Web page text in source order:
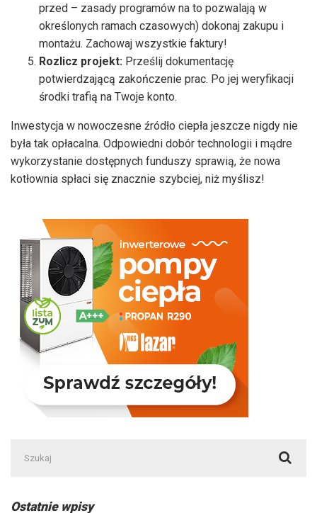
przed – zasady programów na to pozwalają w
określonych ramach czasowych) dokonaj zakupu i
montażu. Zachowaj wszystkie faktury!
Rozlicz projekt: Prześlij dokumentację
potwierdzającą zakończenie prac. Po jej weryfikacji
środki trafią na Twoje konto.
Inwestycja w nowoczesne źródło ciepła jeszcze nigdy nie
była tak opłacalna. Odpowiedni dobór technologii i mądre
wykorzystanie dostępnych funduszy sprawią, że nowa
kotłownia spłaci się znacznie szybciej, niż myślisz!
Ostatnie wpisy